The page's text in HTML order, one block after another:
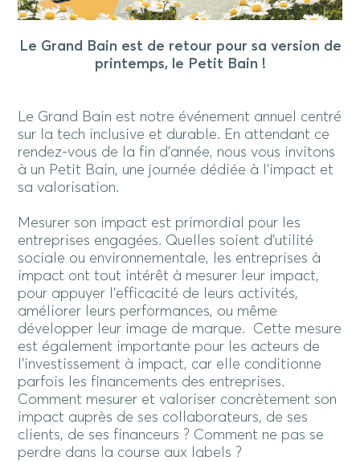
Le Grand Bain est de retour pour sa version de
printemps, le Petit Bain !
Le Grand Bain est notre événement annuel centré
sur la tech inclusive et durable. En attendant ce
rendez-vous de la fin d’année, nous vous invitons
à un Petit Bain, une journée dédiée à l’impact et
sa valorisation.
Mesurer son impact est primordial pour les
entreprises engagées. Quelles soient d’utilité
sociale ou environnementale, les entreprises à
impact ont tout intérêt à mesurer leur impact,
pour appuyer l’efficacité de leurs activités,
améliorer leurs performances, ou même
développer leur image de marque. Cette mesure
est également importante pour les acteurs de
l’investissement à impact, car elle conditionne
parfois les financements des entreprises.
Comment mesurer et valoriser concrètement son
impact auprès de ses collaborateurs, de ses
clients, de ses financeurs ? Comment ne pas se
perdre dans la course aux labels ?